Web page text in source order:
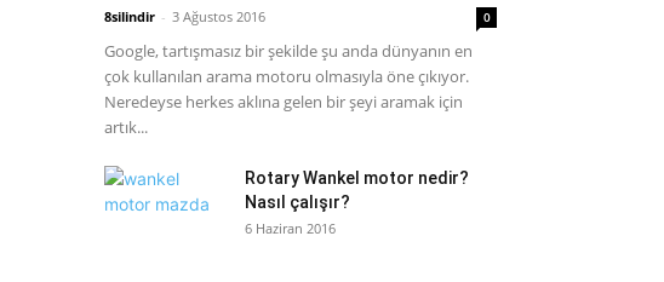
8silindir - 3 Ağustos 2016 0
Google, tartışmasız bir şekilde şu anda dünyanın en
çok kullanılan arama motoru olmasıyla öne çıkıyor.
Neredeyse herkes aklına gelen bir şeyi aramak için
artık...
Rotary Wankel motor nedir?
Nasıl çalışır?
6 Haziran 2016